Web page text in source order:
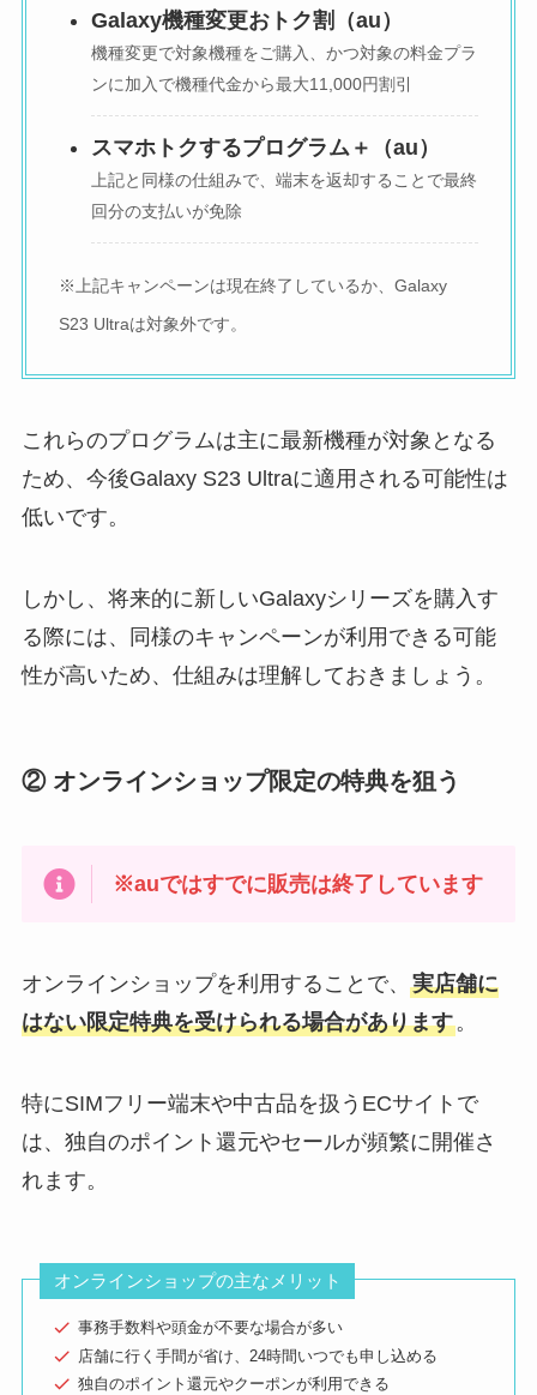
Galaxy機種変更おトク割（au）
機種変更で対象機種をご購入、かつ対象の料金プラ
ンに加入で機種代金から最大11,000円割引
スマホトクするプログラム＋（au）
上記と同様の仕組みで、端末を返却することで最終
回分の支払いが免除
※上記キャンペーンは現在終了しているか、Galaxy
S23 Ultraは対象外です。
これらのプログラムは主に最新機種が対象となる
ため、今後Galaxy S23 Ultraに適用される可能性は
低いです。
しかし、将来的に新しいGalaxyシリーズを購入す
る際には、同様のキャンペーンが利用できる可能
性が高いため、仕組みは理解しておきましょう。
② オンラインショップ限定の特典を狙う
※auではすでに販売は終了しています
オンラインショップを利用することで、 実店舗に
はない限定特典を受けられる場合があります。
特にSIMフリー端末や中古品を扱うECサイトで
は、独自のポイント還元やセールが頻繁に開催さ
れます。
オンラインショップの主なメリット
事務手数料や頭金が不要な場合が多い
店舗に行く手間が省け、24時間いつでも申し込める
独自のポイント還元やクーポンが利用できる